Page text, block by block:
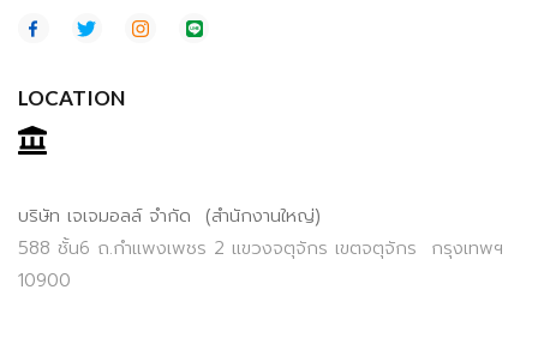
LOCATION
บริษัท เจเจมอลล์ จำกัด (สำนักงานใหญ่)
588 ชั้น6 ถ.กำแพงเพชร 2 แขวงจตุจักร เขตจตุจักร กรุงเทพฯ
10900